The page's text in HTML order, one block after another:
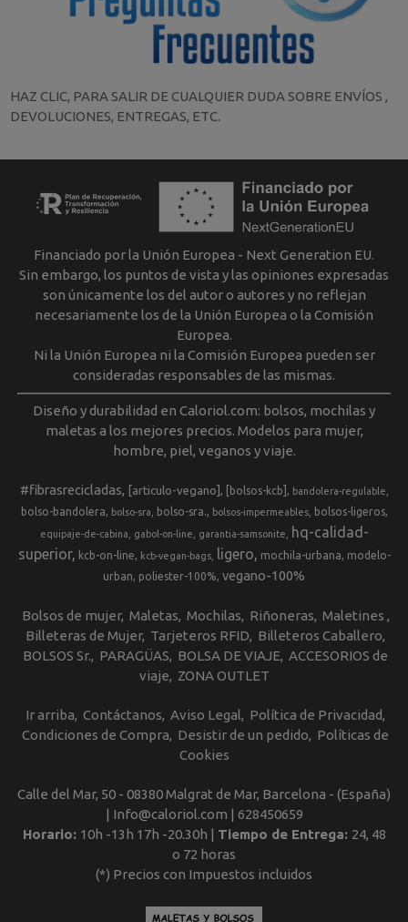
HAZ CLIC, PARA SALIR DE CUALQUIER DUDA SOBRE ENVÍOS ,
DEVOLUCIONES, ENTREGAS, ETC.
Financiado por la Unión Europea - Next Generation EU.
Sin embargo, los puntos de vista y las opiniones expresadas
son únicamente los del autor o autores y no reflejan
necesariamente los de la Unión Europea o la Comisión
Europea.
Ni la Unión Europea ni la Comisión Europea pueden ser
consideradas responsables de las mismas.
Diseño y durabilidad en Caloriol.com: bolsos, mochilas y
maletas a los mejores precios. Modelos para mujer,
hombre, piel, veganos y viaje.
#fibrasrecicladas [articulo-vegano] [bolsos-kcb] bandolera-regulable
bolso-bandolera bolso-sra bolso-sra. bolsos-impermeables bolsos-ligeros
equipaje-de-cabina gabol-on-line garantia-samsonite
hq-calidad-
superior
kcb-on-line kcb-vegan-bags ligero mochila-urbana
modelo-
urban
poliester-100% vegano-100%
Bolsos de mujer Maletas Mochilas Riñoneras Maletines
Billeteras de Mujer Tarjeteros RFID
Billeteros Caballero
BOLSOS Sr.
PARAGÜAS BOLSA DE VIAJE ACCESORIOS de
viaje
ZONA OUTLET
Ir arriba Contáctanos Aviso Legal
Política de Privacidad
Condiciones de Compra
Desistir de un pedido
Políticas de
Cookies
Calle del Mar, 50 - 08380 Malgrat de Mar, Barcelona - (España)
| Info@caloriol.com | 628450659
Horario: 10h -13h 17h -20.30h | Tiempo de Entrega: 24, 48
o 72 horas
(*) Precios con Impuestos incluidos